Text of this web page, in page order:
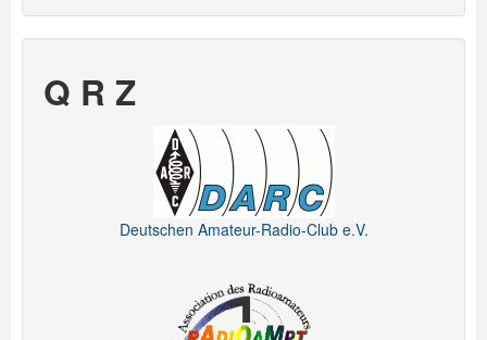
Q R Z
Deutschen Amateur-Radio-Club e.V.